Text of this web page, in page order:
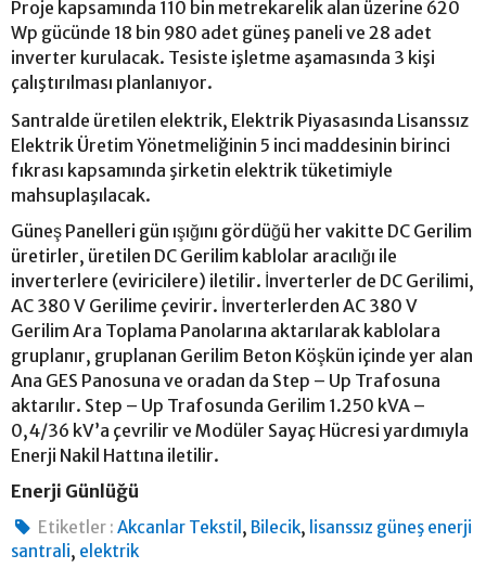
Proje kapsamında 110 bin metrekarelik alan üzerine 620
Wp gücünde 18 bin 980 adet güneş paneli ve 28 adet
inverter kurulacak. Tesiste işletme aşamasında 3 kişi
çalıştırılması planlanıyor.
Santralde üretilen elektrik, Elektrik Piyasasında Lisanssız
Elektrik Üretim Yönetmeliğinin 5 inci maddesinin birinci
fıkrası kapsamında şirketin elektrik tüketimiyle
mahsuplaşılacak.
Güneş Panelleri gün ışığını gördüğü her vakitte DC Gerilim
üretirler, üretilen DC Gerilim kablolar aracılığı ile
inverterlere (eviricilere) iletilir. İnverterler de DC Gerilimi,
AC 380 V Gerilime çevirir. İnverterlerden AC 380 V
Gerilim Ara Toplama Panolarına aktarılarak kablolara
gruplanır, gruplanan Gerilim Beton Köşkün içinde yer alan
Ana GES Panosuna ve oradan da Step – Up Trafosuna
aktarılır. Step – Up Trafosunda Gerilim 1.250 kVA –
0,4/36 kV’a çevrilir ve Modüler Sayaç Hücresi yardımıyla
Enerji Nakil Hattına iletilir.
Enerji Günlüğü
Etiketler : Akcanlar Tekstil , Bilecik, lisanssız güneş enerji
santrali, elektrik